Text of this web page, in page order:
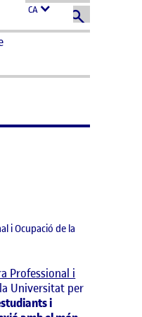
CA
i Ocupació de la
Professional i
la Universitat per
i